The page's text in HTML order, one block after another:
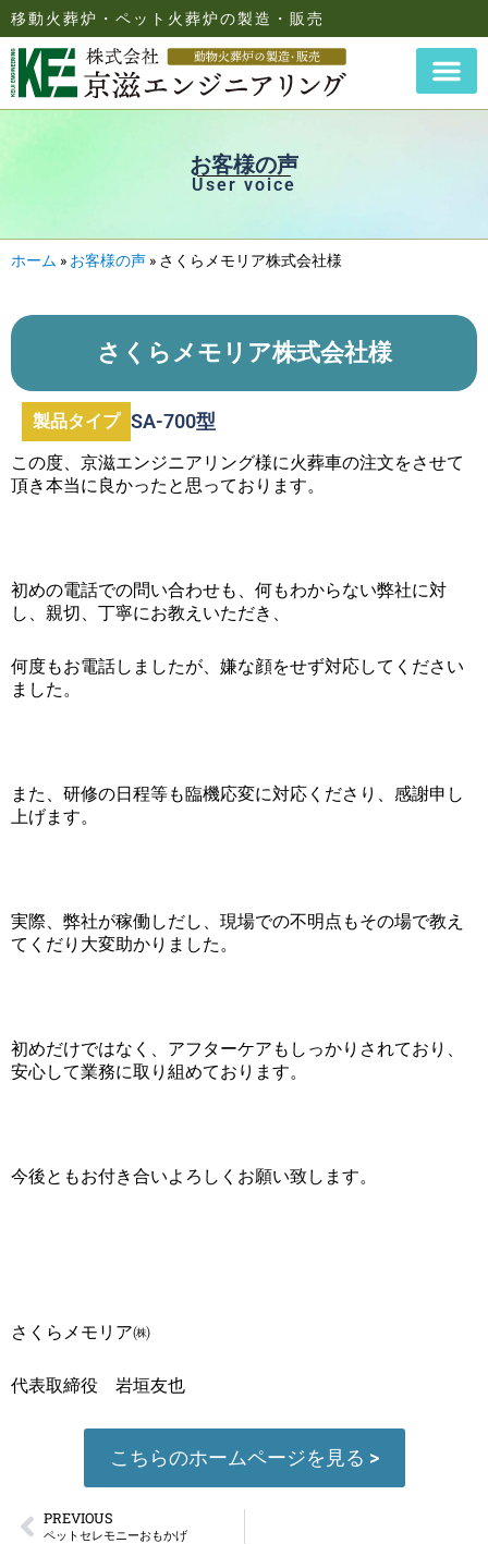
移動火葬炉・ペット火葬炉の製造・販売
お客様の声
User voice
ホーム » お客様の声 » さくらメモリア株式会社様
さくらメモリア株式会社様
製品タイプ SA-700型
この度、京滋エンジニアリング様に火葬車の注文をさせて
頂き本当に良かったと思っております。
初めの電話での問い合わせも、何もわからない弊社に対
し、親切、丁寧にお教えいただき、
何度もお電話しましたが、嫌な顔をせず対応してください
ました。
また、研修の日程等も臨機応変に対応くださり、感謝申し
上げます。
実際、弊社が稼働しだし、現場での不明点もその場で教え
てくだり大変助かりました。
初めだけではなく、アフターケアもしっかりされており、
安心して業務に取り組めております。
今後ともお付き合いよろしくお願い致します。
さくらメモリア㈱
代表取締役 岩垣友也
こちらのホームページを見る >
PREVIOUS
ペットセレモニーおもかげ